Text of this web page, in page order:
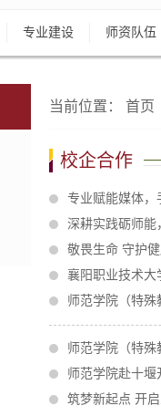
专业建设 师资队伍
当前位置： 首页
校企合作
专业赋能媒体
深耕实践砺师能
敬畏生命 守护
襄阳职业技术大
师范学院（特
师范学院（特
师范学院赴十堰
筑梦新起点 开